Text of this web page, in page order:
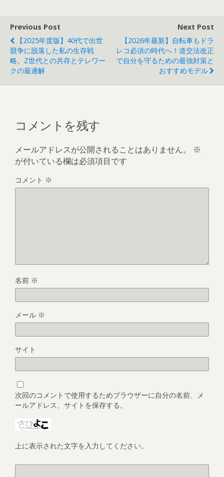
Previous Post
【2025年度版】40代で出世
競争に脱落した私の生存戦
略。Z世代との共存とテレワー
クの最適解
Next Post
【2026年最新】自転車もドラ
レコ必須の時代へ！道交法改正
で自分を守るための最強対策と
おすすめモデル
コメントを残す
メールアドレスが公開されることはありません。
※
が付いている欄は必須項目です
コメント ※
名前 ※
メール ※
サイト
次回のコメントで使用するためブラウザーに自分の名前、メ
ールアドレス、サイトを保存する。
上に表示された文字を入力してください。